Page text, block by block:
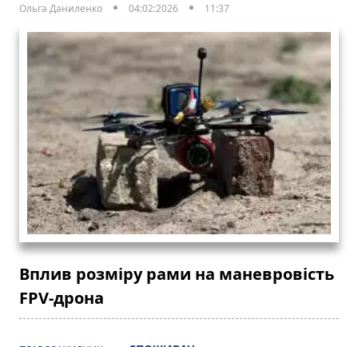
Ольга Даниленко 04:02:2026 11:37
Вплив розміру рами на маневровість
FPV-дрона